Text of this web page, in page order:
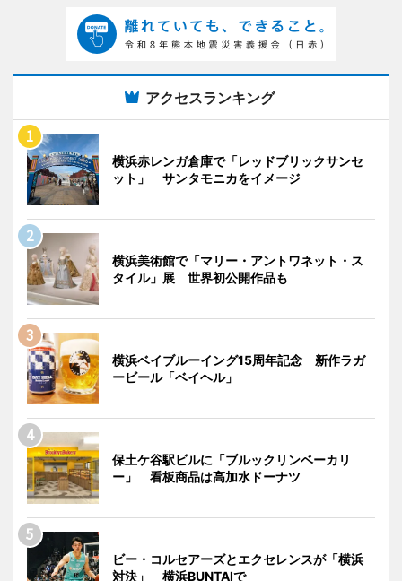
アクセスランキング
横浜赤レンガ倉庫で「レッドブリックサンセ
ット」 サンタモニカをイメージ
横浜美術館で「マリー・アントワネット・ス
タイル」展 世界初公開作品も
横浜ベイブルーイング15周年記念 新作ラガ
ービール「ベイヘル」
保土ケ谷駅ビルに「ブルックリンベーカリ
ー」 看板商品は高加水ドーナツ
ビー・コルセアーズとエクセレンスが「横浜
対決」 横浜BUNTAIで